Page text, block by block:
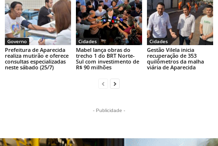
Governo
Prefeitura de Aparecida
realiza mutirão e oferece
consultas especializadas
neste sábado (25/7)
Cidades
Mabel lança obras do
trecho 1 do BRT Norte-
Sul com investimento de
R$ 90 milhões
Cidades
Gestão Vilela inicia
recuperação de 353
quilômetros da malha
viária de Aparecida
- Publicidade -